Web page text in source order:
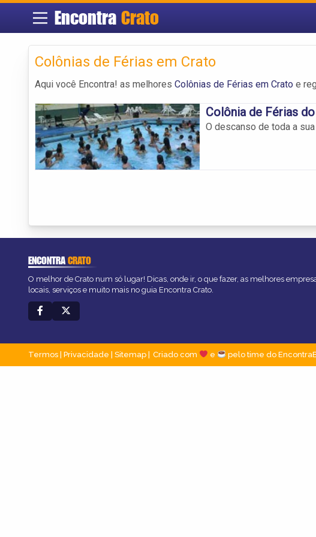
Encontra Crato
Colônias de Férias em Crato
Aqui você Encontra! as melhores Colônias de Férias em Crato e
Colônia de Férias
O descanso de toda a
ENCONTRACRATO
O melhor de Crato num só lugar! Dicas, onde ir, o que fazer, as melhores
locais, serviços e muito mais no guia Encontra Crato.
Termos Privacidade Sitemap Criado com e pelo time do